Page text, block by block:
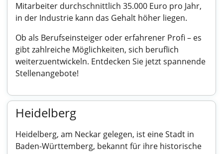
Mitarbeiter durchschnittlich 35.000 Euro pro Jahr,
in der Industrie kann das Gehalt höher liegen.
Ob als Berufseinsteiger oder erfahrener Profi – es
gibt zahlreiche Möglichkeiten, sich beruflich
weiterzuentwickeln. Entdecken Sie jetzt spannende
Stellenangebote!
Heidelberg
Heidelberg, am Neckar gelegen, ist eine Stadt in
Baden-Württemberg, bekannt für ihre historische